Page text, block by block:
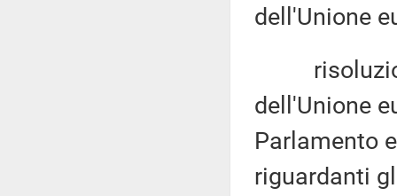
dell'Unione
dell'Unione
Parlamento
riguardanti